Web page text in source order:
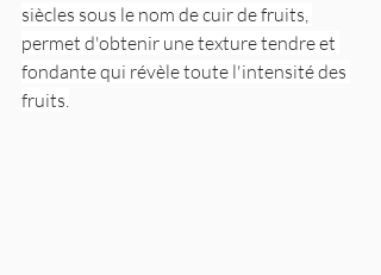
siècles sous le nom de cuir de fruits,
permet d'obtenir une texture tendre et
fondante qui révèle toute l'intensité des
fruits.